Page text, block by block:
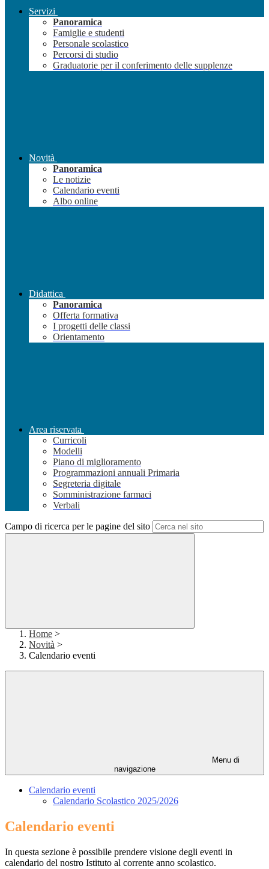
Servizi
Panoramica
Famiglie e studenti
Personale scolastico
Percorsi di studio
Graduatorie per il conferimento delle supplenze
Novità
Panoramica
Le notizie
Calendario eventi
Albo online
Didattica
Panoramica
Offerta formativa
I progetti delle classi
Orientamento
Area riservata
Curricoli
Modelli
Piano di miglioramento
Programmazioni annuali Primaria
Segreteria digitale
Somministrazione farmaci
Verbali
Campo di ricerca per le pagine del sito
Home >
Novità >
Calendario eventi
Menu di
navigazione
Calendario eventi
Calendario Scolastico 2025/2026
Calendario eventi
In questa sezione è possibile prendere visione degli eventi in
calendario del nostro Istituto al corrente anno scolastico.